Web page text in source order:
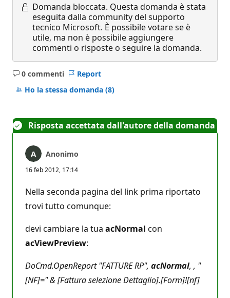
Domanda bloccata. Questa domanda è stata
eseguita dalla community del supporto
tecnico Microsoft. È possibile votare se è
utile, ma non è possibile aggiungere
commenti o risposte o seguire la domanda.
0 commenti
Nessun
commento
Report
Ho la stessa domanda (8)
Risposta accettata dall'autore della domanda
Anonimo
16 feb 2012, 17:14
Nella seconda pagina del link prima riportato
trovi tutto comunque:
devi cambiare la tua acNormal con
acViewPreview:
DoCmd.OpenReport "FATTURE RP", acNormal, , "
[NF]=" & [Fattura selezione Dettaglio].[Form]![nf]